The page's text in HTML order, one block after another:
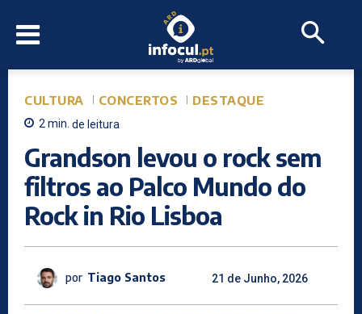
CULTURA CONCERTOS DESTAQUE
2min. de leitura
Grandson levou o rock sem
filtros ao Palco Mundo do
Rock in Rio Lisboa
por Tiago Santos 21 de Junho, 2026